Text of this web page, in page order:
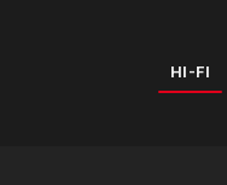
HI-FI